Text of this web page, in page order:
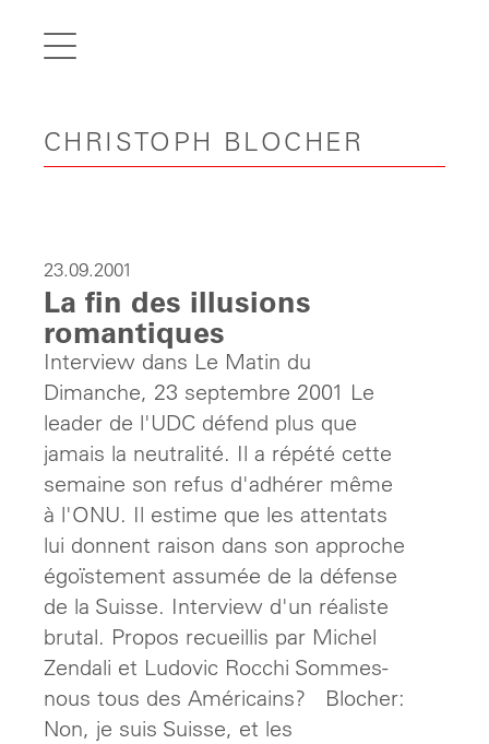
CHRISTOPH BLOCHER
en
Home
Gallery
Contact
23.09.2001
La fin des illusions
romantiques
Interview dans Le Matin du
Dimanche, 23 septembre 2001 Le
leader de l'UDC défend plus que
jamais la neutralité. Il a répété cette
semaine son refus d'adhérer même
à l'ONU. Il estime que les attentats
lui donnent raison dans son approche
égoïstement assumée de la défense
de la Suisse. Interview d'un réaliste
brutal. Propos recueillis par Michel
Zendali et Ludovic Rocchi Sommes-
nous tous des Américains? Blocher:
Non, je suis Suisse, et les